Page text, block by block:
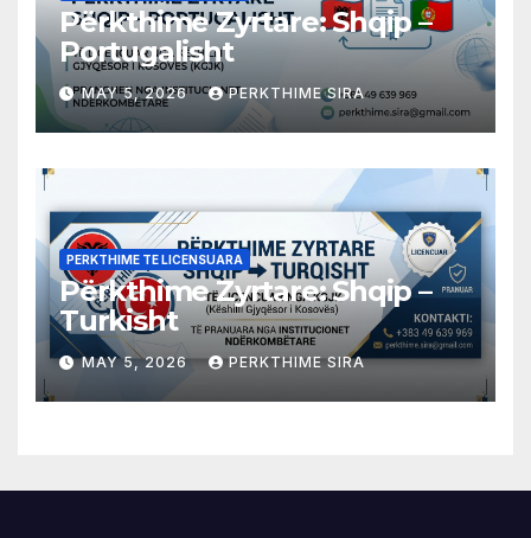
Përkthime Zyrtare: Shqip –
Portugalisht
MAY 5, 2026 PERKTHIME SIRA
PERKTHIME TE LICENSUARA
Përkthime Zyrtare: Shqip –
Turkisht
MAY 5, 2026 PERKTHIME SIRA